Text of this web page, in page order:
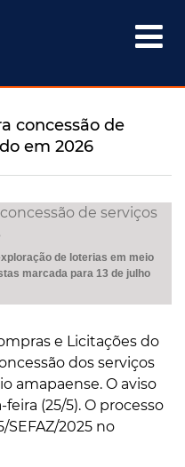

concessão de
em 2026
de loterias em meio
marcada para 13 de julho
e Licitações do
dos serviços
amapaense. O aviso
(25/5). O processo
2025 no